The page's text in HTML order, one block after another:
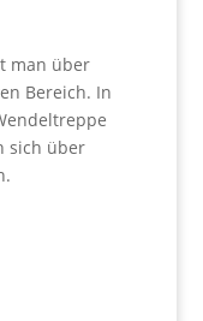
man über
Bereich. In
sich über